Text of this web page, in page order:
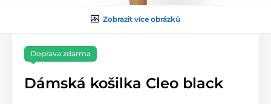
Zobrazit více obrázků
Doprava zdarma
Dámská košilka Cleo black